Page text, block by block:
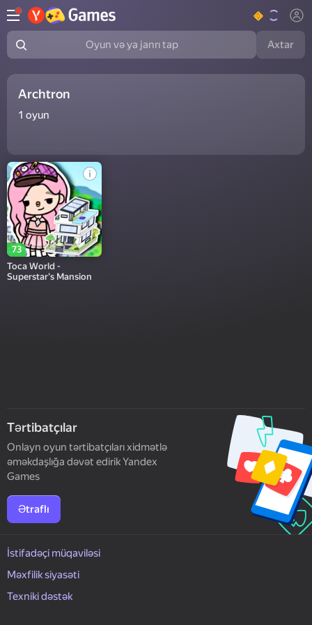
Oyun və ya janrı tap
Axtar
Archtron
1 oyun
73
Toca World -
Superstar's Mansion
Tərtibatçılar
Onlayn oyun tərtibatçıları xidmətlə
əməkdaşlığa dəvət edirik Yandex
Games
Ətraflı
İstifadəçi müqaviləsi
Məxfilik siyasəti
Texniki dəstək